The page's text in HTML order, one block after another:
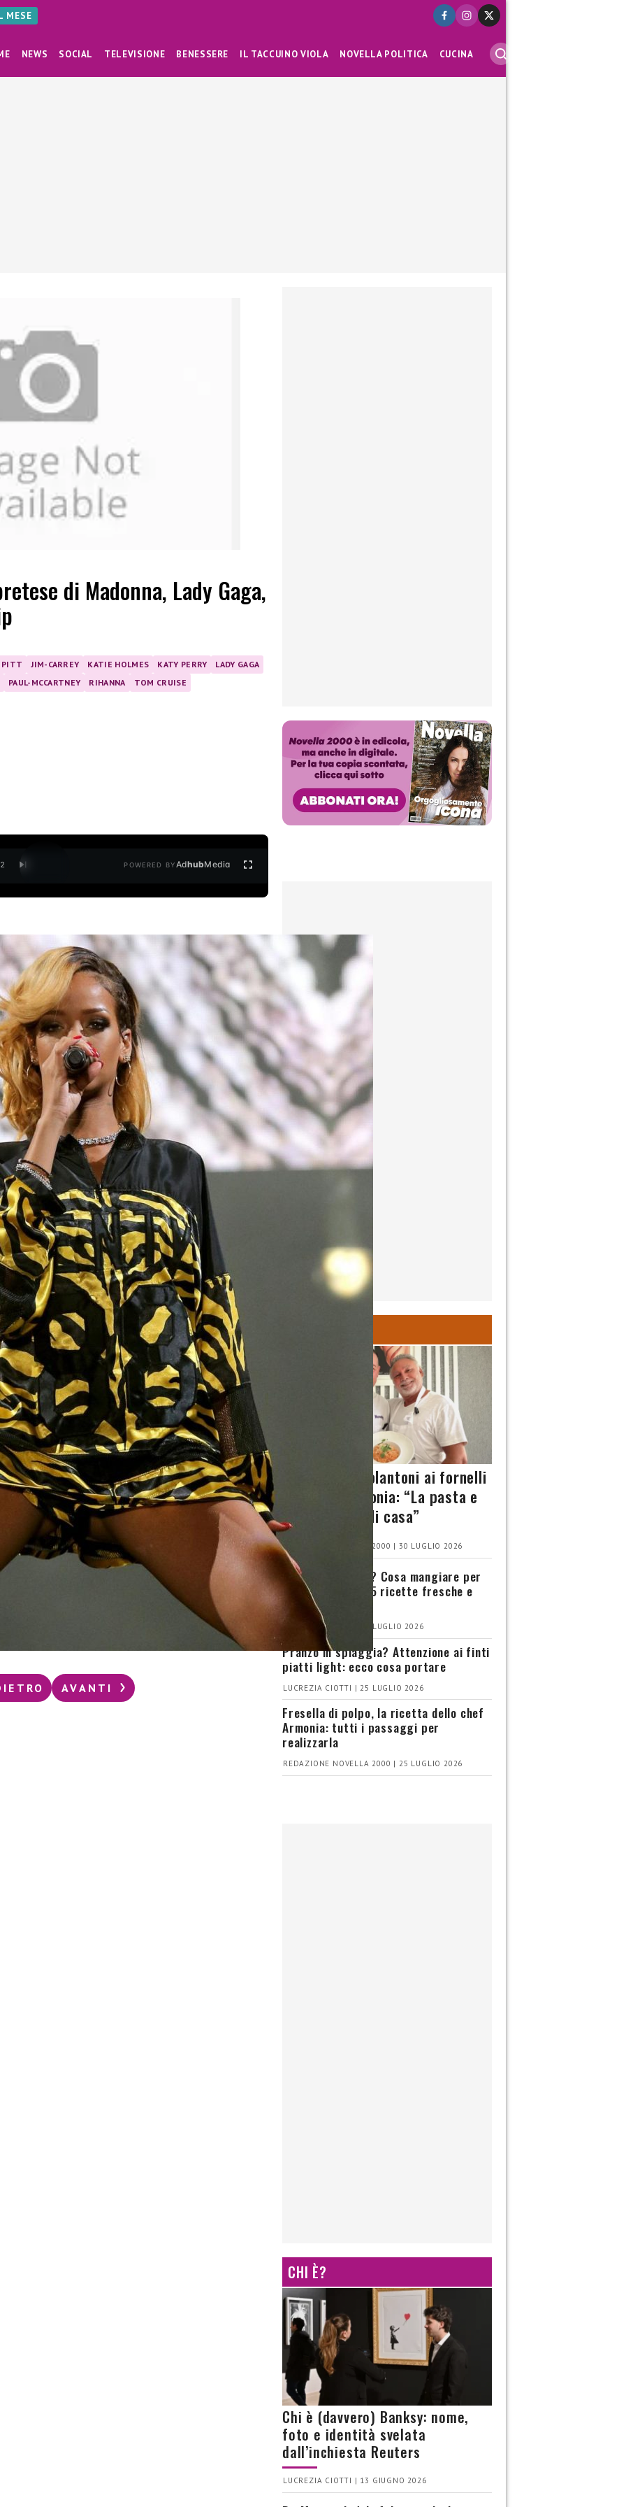
MESE
NEWS SOCIAL TELEVISIONE BENESSERE IL TACCUINO VIOLA NOVELLA POLITICA CUCINA
di Madonna, Lady Gaga,
PITT JIM-CARREY KATIE HOLMES KATY PERRY
LADY GAGA
PAUL-MCCARTNEY
RIHANNA TOM CRUISE
2 POWERED BYAdhubMedia
AVANTI
Francesco Paolantoni ai fornelli
con Chef Armonia: “La pasta e
patate mi sa di casa”
REDAZIONE NOVELLA 2000 | 30 LUGLIO 2026
Pressione bassa? Cosa mangiare per
sentirsi meglio: 5 ricette fresche e
veloci
LUCREZIA CIOTTI | 26 LUGLIO 2026
Pranzo in spiaggia? Attenzione ai finti
piatti light: ecco cosa portare
LUCREZIA CIOTTI | 25 LUGLIO 2026
Fresella di polpo, la ricetta dello chef
Armonia: tutti i passaggi per
realizzarla
REDAZIONE NOVELLA 2000 | 25 LUGLIO 2026
CHI È?
Chi è (davvero) Banksy: nome,
foto e identità svelata
dall’inchiesta Reuters
LUCREZIA CIOTTI | 13 GIUGNO 2026